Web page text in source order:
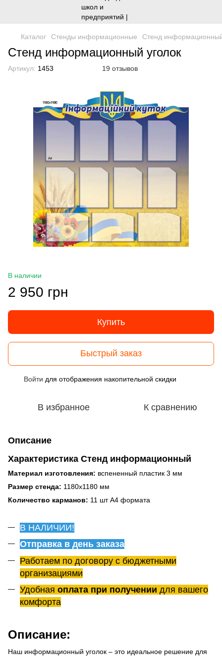
Каталог Стенды информационные Стенд
Стенд информационный уголок
Артикул: 1453 19 отзывов
В наличии
2 950 грн
Купить
Быстрый заказ
Войти для отображения накопительной скидки
В избранное К сравнению
Описание
Характеристика Стенд информационный
Материал изготовления: вспененный пластик 3 мм
Размер стенда: 1180х1180 мм
Количество карманов: 11 шт А4 формата
В НАЛИЧИИ!
Отправка в день заказа
Работаем по договору с бюджетными
организациями
Удобная оплата при получении для вашего
комфорта
Описание:
Наш информационный уголок – это идеальное решение для